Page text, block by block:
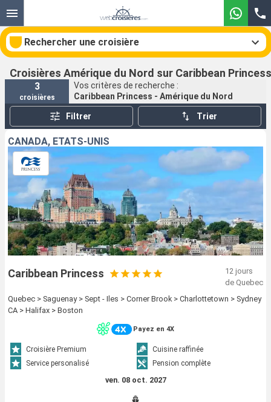
Rechercher une croisière
Nos destinations
Mois de départ
Ports Compagnies
Rechercher
Croisières Amérique du Nord sur Caribbean Princess
3
croisières
Vos critères de recherche :
Caribbean Princess - Amérique du Nord
Filtrer Trier
CANADA, ÉTATS-UNIS
Caribbean Princess
12 jours
de Quebec
Quebec > Saguenay > Sept - Iles > Corner Brook > Charlottetown > Sydney
CA > Halifax > Boston
Payez en 4X
Croisière Premium
Cuisine raffinée
Service personalisé
Pension complète
ven. 08 oct. 2027